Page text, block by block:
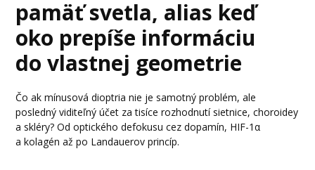
pamäť svetla, alias keď
oko prepíše informáciu
do vlastnej geometrie
Čo ak mínusová dioptria nie je samotný problém, ale
posledný viditeľný účet za tisíce rozhodnutí sietnice, choroidey
a skléry? Od optického defokusu cez dopamín, HIF-1α
a kolagén až po Landauerov princíp.